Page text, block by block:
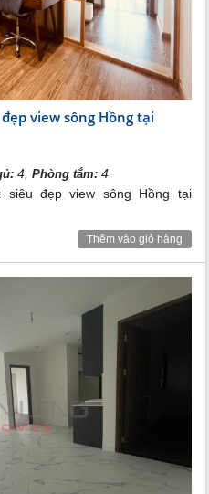
view sông Hồng tại
4,Phòng tắm: 4
đẹp view sông Hồng tại
Thêm vào giỏ hàng